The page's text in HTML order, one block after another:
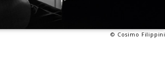
© Cosimo Filippini